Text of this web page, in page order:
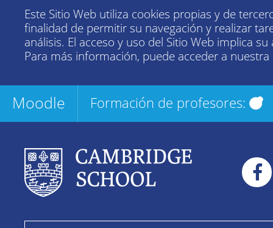
Este Sitio Web utiliza cookies propias y de
finalidad de permitir su navegación y realizar
análisis. El acceso y uso del Sitio Web implica su
Para más información, puede acceder a nuestra
Moodle Formación de profesores: